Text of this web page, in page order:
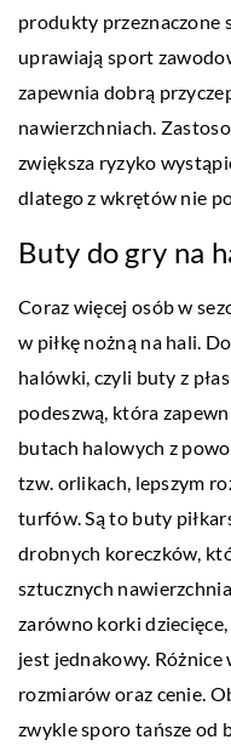
produkty przeznaczone
uprawiają sport
zapewnia dobrą
nawierzchniach.
zwiększa ryzyko
dlatego z wkrętów nie
Buty do gry na
Coraz więcej osób w
w piłkę nożną na hali.
halówki, czyli buty z
podeszwą, która
butach halowych z
tzw. orlikach, lepszym
turfów. Są to buty
drobnych koreczków,
sztucznych
zarówno korki
jest jednakowy.
rozmiarów oraz cenie.
zwykle sporo tańsze od